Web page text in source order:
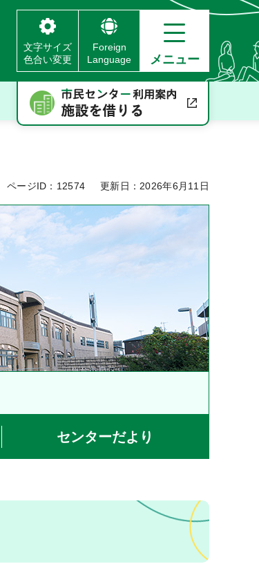
文字サイズ
色合い変更
Foreign
Language
メニュー
ページID：12574 更新日：2026年6月11日
センターだより